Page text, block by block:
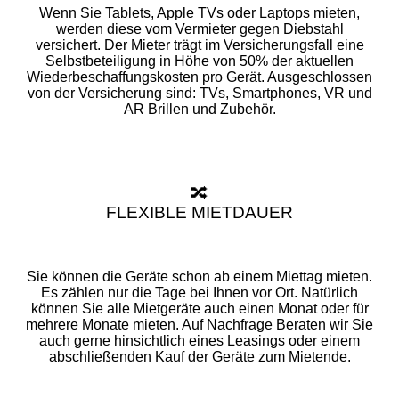
Wenn Sie Tablets, Apple TVs oder Laptops mieten,
werden diese vom Vermieter gegen Diebstahl
versichert. Der Mieter trägt im Versicherungsfall eine
Selbstbeteiligung in Höhe von 50% der aktuellen
Wiederbeschaffungskosten pro Gerät. Ausgeschlossen
von der Versicherung sind: TVs, Smartphones, VR und
AR Brillen und Zubehör.
🔀
FLEXIBLE MIETDAUER
Sie können die Geräte schon ab einem Miettag mieten.
Es zählen nur die Tage bei Ihnen vor Ort. Natürlich
können Sie alle Mietgeräte auch einen Monat oder für
mehrere Monate mieten. Auf Nachfrage Beraten wir Sie
auch gerne hinsichtlich eines Leasings oder einem
abschließenden Kauf der Geräte zum Mietende.